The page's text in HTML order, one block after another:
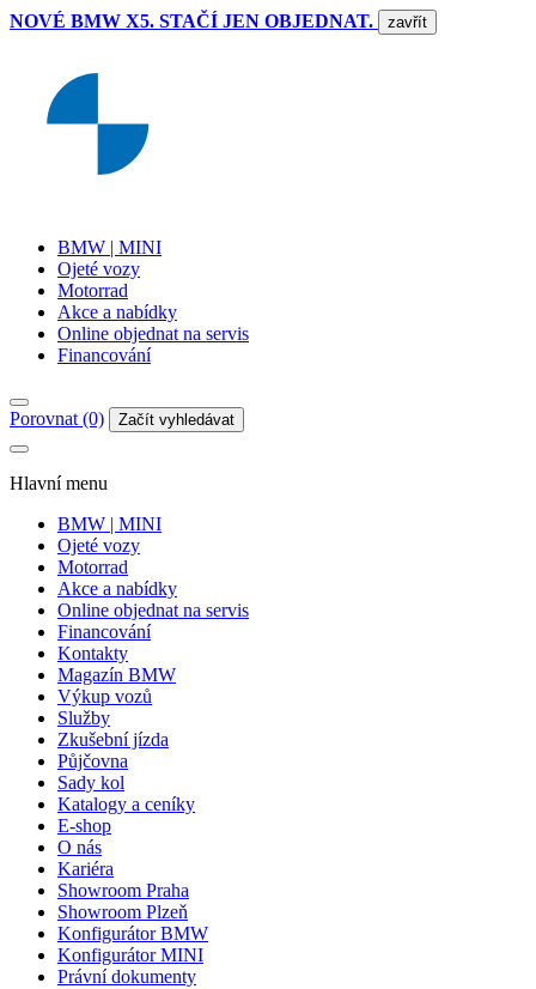
NOVÉ BMW X5. STAČÍ JEN OBJEDNAT. zavřít
BMW | MINI
Ojeté vozy
Motorrad
Akce a nabídky
Online objednat na servis
Financování
Porovnat (0) Začít vyhledávat
Hlavní menu
BMW | MINI
Ojeté vozy
Motorrad
Akce a nabídky
Online objednat na servis
Financování
Kontakty
Magazín BMW
Výkup vozů
Služby
Zkušební jízda
Půjčovna
Sady kol
Katalogy a ceníky
E-shop
O nás
Kariéra
Showroom Praha
Showroom Plzeň
Konfigurátor BMW
Konfigurátor MINI
Právní dokumenty